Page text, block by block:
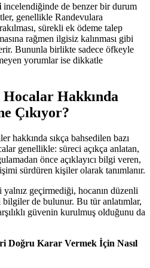
incelendiğinde de benzer bir durum
genellikle Randevulara
sürekli ek ödeme talep
rağmen ilgisiz kalınması gibi
Bununla birlikte sadece öfkeyle
yorumlar ise dikkatle
Hakkında
Çıkıyor?
hakkında sıkça bahsedilen bazı
genellikle: süreci açıkça anlatan,
önce açıklayıcı bilgi veren,
sürdüren kişiler olarak tanımlanır.
geçirmediği, hocanın düzenli
de bulunur. Bu tür anlatımlar,
güvenin kurulmuş olduğunu da
Doğru Karar Vermek İçin Nasıl